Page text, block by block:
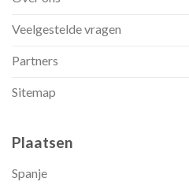
Veelgestelde vragen
Partners
Sitemap
Plaatsen
Spanje